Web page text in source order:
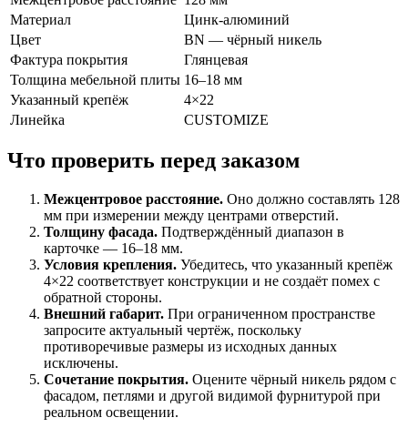
Материал
Цинк-алюминий
Цвет
BN — чёрный никель
Фактура покрытия
Глянцевая
Толщина мебельной плиты 16–18 мм
Указанный крепёж
4×22
Линейка
CUSTOMIZE
Что проверить перед заказом
Межцентровое расстояние. Оно должно составлять 128
мм при измерении между центрами отверстий.
Толщину фасада. Подтверждённый диапазон в
карточке — 16–18 мм.
Условия крепления. Убедитесь, что указанный крепёж
4×22 соответствует конструкции и не создаёт помех с
обратной стороны.
Внешний габарит. При ограниченном пространстве
запросите актуальный чертёж, поскольку
противоречивые размеры из исходных данных
исключены.
Сочетание покрытия. Оцените чёрный никель рядом с
фасадом, петлями и другой видимой фурнитурой при
реальном освещении.